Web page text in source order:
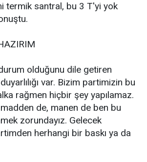
termik santral, bu 3 T'yi yok
olduğunu dile getiren
var. Bizim partimizin bu
rağmen hiçbir şey yapılamaz.
de, manen de ben bu
zorundayız. Gelecek
herhangi bir baskı ya da